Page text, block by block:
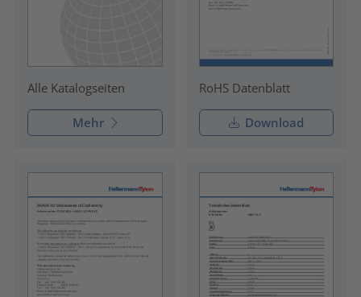
Alle Katalogseiten
Mehr
RoHS Datenblatt
Download